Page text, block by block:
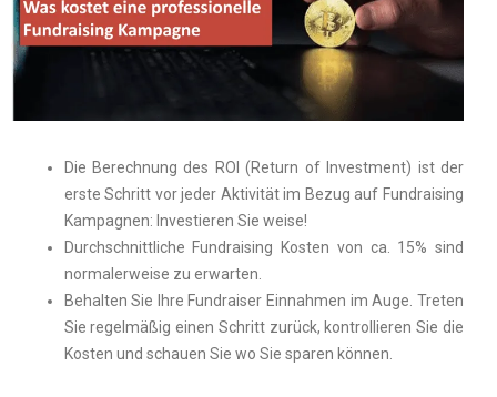
Die Berechnung des ROI (Return of Investment) ist der
erste Schritt vor jeder Aktivität im Bezug auf Fundraising
Kampagnen: Investieren Sie weise!
Durchschnittliche Fundraising Kosten von ca. 15% sind
normalerweise zu erwarten.
Behalten Sie Ihre Fundraiser Einnahmen im Auge. Treten
Sie regelmäßig einen Schritt zurück, kontrollieren Sie die
Kosten und schauen Sie wo Sie sparen können.